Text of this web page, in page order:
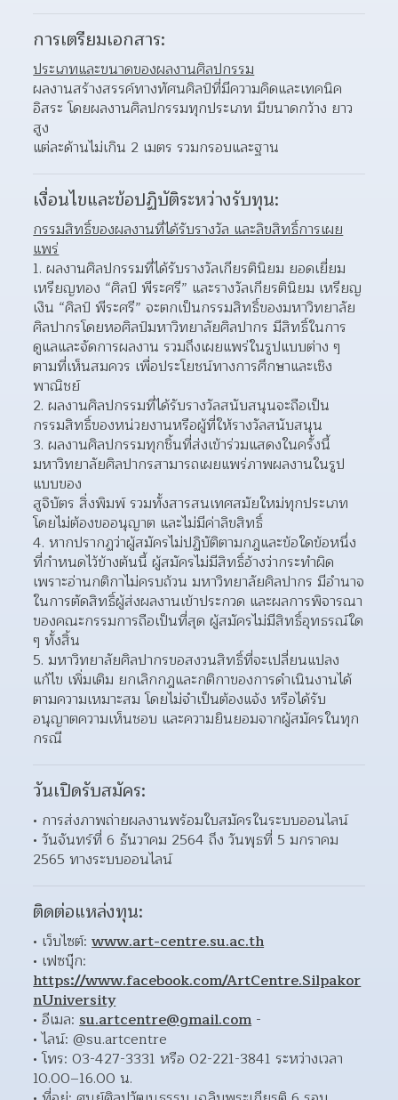
การเตรียมเอกสาร:
ประเภทและขนาดของผลงานศิลปกรรม
ผลงานสร้างสรรค์ทางทัศนศิลป์ที่มีความคิดและเทคนิค
อิสระ โดยผลงานศิลปกรรมทุกประเภท มีขนาดกว้าง ยาว
สูง
แต่ละด้านไม่เกิน 2 เมตร รวมกรอบและฐาน
เงื่อนไขและข้อปฏิบัติระหว่างรับทุน:
กรรมสิทธิ์ของผลงานที่ได้รับรางวัล และลิขสิทธิ์การเผย
แพร่
ผลงานศิลปกรรมที่ได้รับรางวัลเกียรตินิยม ยอดเยี่ยม
เหรียญทอง “ศิลป์ พีระศรี” และรางวัลเกียรตินิยม เหรียญ
เงิน “ศิลป์ พีระศรี” จะตกเป็นกรรมสิทธิ์ของมหาวิทยาลัย
ศิลปากรโดยหอศิลป์มหาวิทยาลัยศิลปากร มีสิทธิ์ในการ
ดูแลและจัดการผลงาน รวมถึงเผยแพร่ในรูปแบบต่าง ๆ
ตามที่เห็นสมควร เพื่อประโยชน์ทางการศึกษาและเชิง
พาณิชย์
ผลงานศิลปกรรมที่ได้รับรางวัลสนับสนุนจะถือเป็น
กรรมสิทธิ์ของหน่วยงานหรือผู้ที่ให้รางวัลสนับสนุน
ผลงานศิลปกรรมทุกชิ้นที่ส่งเข้าร่วมแสดงในครั้งนี้
มหาวิทยาลัยศิลปากรสามารถเผยแพร่ภาพผลงานในรูป
แบบของ
สูจิบัตร สิ่งพิมพ์ รวมทั้งสารสนเทศสมัยใหม่ทุกประเภท
โดยไม่ต้องขออนุญาต และไม่มีค่าลิขสิทธิ์
หากปรากฏว่าผู้สมัครไม่ปฏิบัติตามกฎและข้อใดข้อหนึ่ง
ที่กำหนดไว้ข้างต้นนี้ ผู้สมัครไม่มีสิทธิ์อ้างว่ากระทำผิด
เพราะอ่านกติกาไม่ครบถ้วน มหาวิทยาลัยศิลปากร มีอำนาจ
ในการตัดสิทธิ์ผู้ส่งผลงานเข้าประกวด และผลการพิจารณา
ของคณะกรรมการถือเป็นที่สุด ผู้สมัครไม่มีสิทธิ์อุทธรณ์ใด
ๆ ทั้งสิ้น
มหาวิทยาลัยศิลปากรขอสงวนสิทธิ์ที่จะเปลี่ยนแปลง
แก้ไข เพิ่มเติม ยกเลิกกฎและกติกาของการดำเนินงานได้
ตามความเหมาะสม โดยไม่จำเป็นต้องแจ้ง หรือได้รับ
อนุญาตความเห็นชอบ และความยินยอมจากผู้สมัครในทุก
กรณี
วันเปิดรับสมัคร:
การส่งภาพถ่ายผลงานพร้อมใบสมัครในระบบออนไลน์
วันจันทร์ที่ 6 ธันวาคม 2564 ถึง วันพุธที่ 5 มกราคม
2565 ทางระบบออนไลน์
ติดต่อแหล่งทุน:
เว็บไซต์: www.art-centre.su.ac.th
https://www.facebook.com/ArtCentre.Silpakor
nUniversity
อีเมล: su.artcentre@gmail.com -
ไลน์: @su.artcentre
โทร: 03-427-3331 หรือ 02-221-3841 ระหว่างเวลา
10.00–16.00 น.